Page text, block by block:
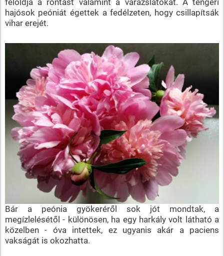
hajósok peóniát égettek a fedélzeten, hogy csillapítsák
vihar erejét.
Bár a peónia gyökeréről sok jót mondtak, a
megízlelésétől - különösen, ha egy harkály volt látható a
közelben - óva intettek, ez ugyanis akár a paciens
vakságát is okozhatta.